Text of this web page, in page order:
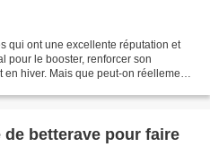
qui ont une excellente réputation et
pour le booster, renforcer son
hiver. Mais que peut-on réellement
betterave pour faire